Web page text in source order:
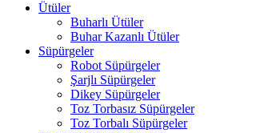
Ütüler
Buharlı Ütüler
Buhar Kazanlı Ütüler
Süpürgeler
Robot Süpürgeler
Şarjlı Süpürgeler
Dikey Süpürgeler
Toz Torbasız Süpürgeler
Toz Torbalı Süpürgeler